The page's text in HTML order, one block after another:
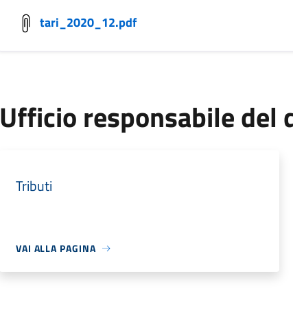
tari_2020_12.pdf
Ufficio responsabile del
Tributi
VAI ALLA PAGINA